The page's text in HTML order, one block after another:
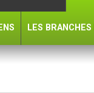
LES